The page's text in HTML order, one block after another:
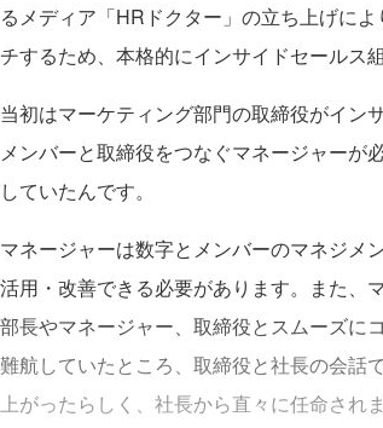
るメディア「HRドクター」の立ち上げに
チするため、本格的にインサイドセールス
当初はマーケティング部門の取締役がイン
メンバーと取締役をつなぐマネージャーが
していたんです。
マネージャーは数字とメンバーのマネジメ
活用・改善できる必要があります。また、
部長やマネージャー、取締役とスムーズに
難航していたところ、取締役と社長の会話
上がったらしく、社長から直々に任命されま